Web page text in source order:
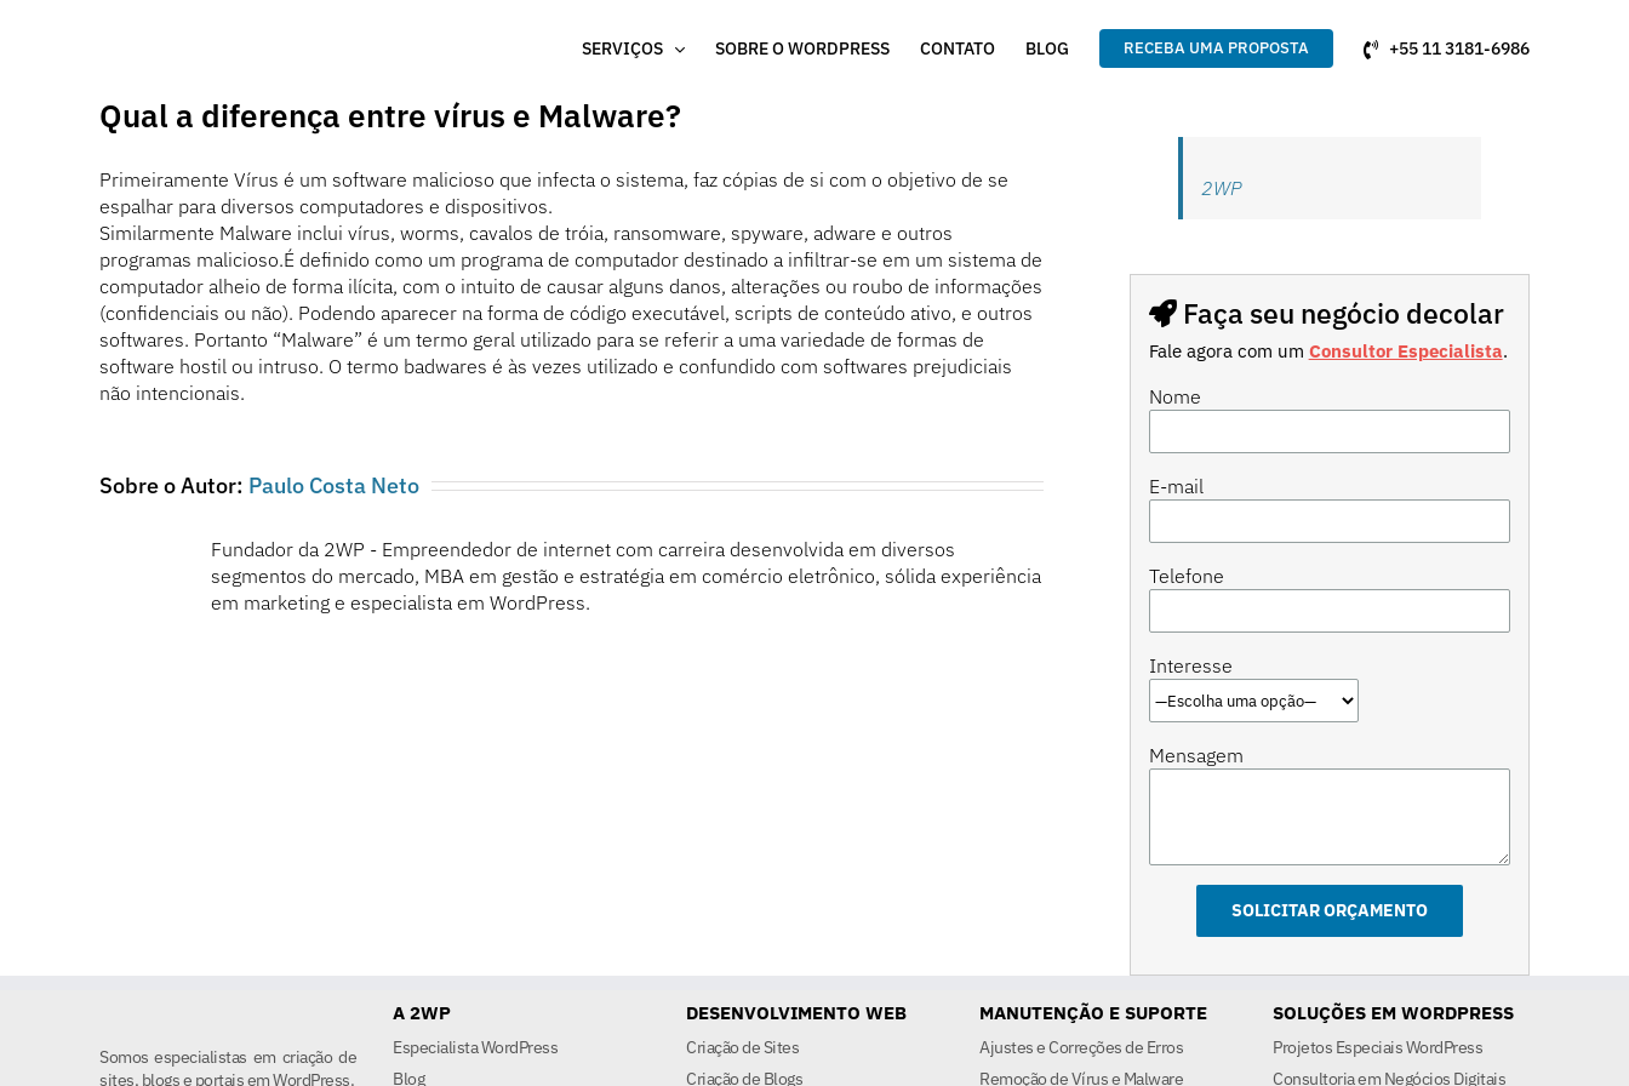
SERVIÇOS SOBRE O WORDPRESS CONTATO BLOG RECEBA UMA PROPOSTA +55 11 3181-6986
Qual a diferença entre vírus e Malware?
Primeiramente Vírus é um software malicioso que infecta o sistema, faz cópias de si com o objetivo de se
espalhar para diversos computadores e dispositivos.
Similarmente Malware inclui vírus, worms, cavalos de tróia, ransomware, spyware, adware e outros
programas malicioso.É definido como um programa de computador destinado a infiltrar-se em um sistema de
computador alheio de forma ilícita, com o intuito de causar alguns danos, alterações ou roubo de informações
(confidenciais ou não). Podendo aparecer na forma de código executável, scripts de conteúdo ativo, e outros
softwares. Portanto “Malware” é um termo geral utilizado para se referir a uma variedade de formas de
software hostil ou intruso. O termo badwares é às vezes utilizado e confundido com softwares prejudiciais
não intencionais.
Sobre o Autor: Paulo Costa Neto
Fundador da 2WP - Empreendedor de internet com carreira desenvolvida em diversos
segmentos do mercado, MBA em gestão e estratégia em comércio eletrônico, sólida experiência
em marketing e especialista em WordPress.
2WP
Faça seu negócio decolar
Fale agora com um Consultor Especialista.
Nome
E-mail
Telefone
Interesse
Mensagem
Somos especialistas em criação de
sites, blogs e portais em WordPress.
A 2WP
Especialista WordPress
Blog
DESENVOLVIMENTO WEB
Criação de Sites
Criação de Blogs
MANUTENÇÃO E SUPORTE
Ajustes e Correções de Erros
Remoção de Vírus e Malware
SOLUÇÕES EM WORDPRESS
Projetos Especiais WordPress
Consultoria em Negócios Digitais